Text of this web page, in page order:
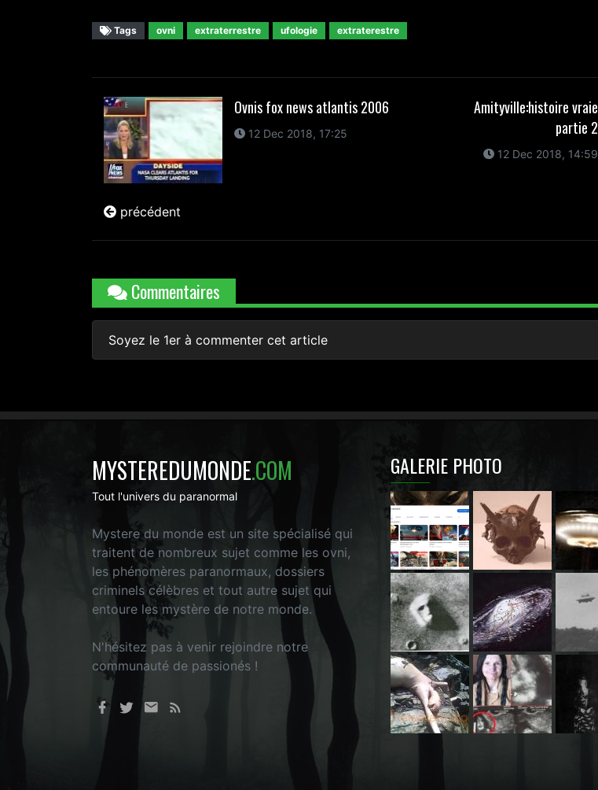
Tags ovni extraterrestre ufologie extraterestre
Ovnis fox news atlantis 2006
12 Dec 2018, 17:25
précédent
Amityville:histoire vraie
partie 2
12 Dec 2018, 14:59
Commentaires
Soyez le 1er à commenter cet article
MYSTEREDUMONDE.COM
Tout l'univers du paranormal
Mystere du monde est un site spécialisé qui
traitent de nombreux sujet comme les ovni,
les phénomères paranormaux, dossiers
criminels célèbres et tout autre sujet qui
entoure les mystère de notre monde.
N'hésitez pas à venir rejoindre notre
communauté de passionés !
GALERIE PHOTO